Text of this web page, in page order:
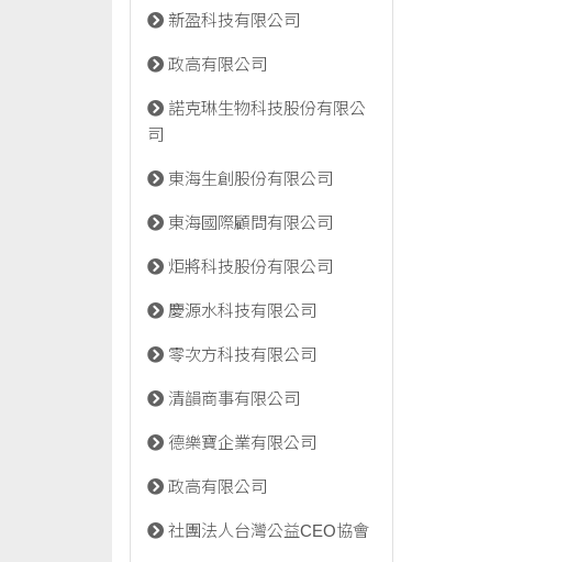
新盈科技有限公司
政高有限公司
諾克琳生物科技股份有限公
司
東海生創股份有限公司
東海國際顧問有限公司
炬將科技股份有限公司
慶源水科技有限公司
零次方科技有限公司
清韻商事有限公司
德樂寶企業有限公司
政高有限公司
社團法人台灣公益CEO協會